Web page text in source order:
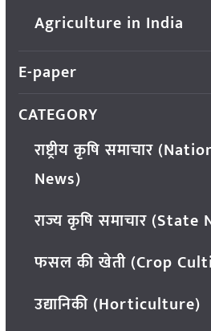
Agriculture in India
E-paper
CATEGORY
राष्ट्रीय कृषि समाचार
News)
राज्य कृषि समाचार (State
फसल की खेती (Crop
उद्यानिकी (Horticulture)